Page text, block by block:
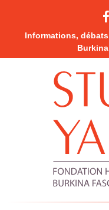
Informations,